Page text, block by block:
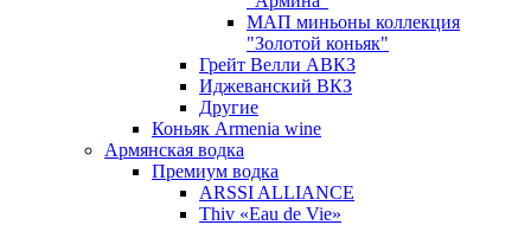
МАП миньоны коллекция
"Золотой коньяк"
Грейт Велли АВКЗ
Иджеванский ВКЗ
Другие
Коньяк Armenia wine
Армянская водка
Премиум водка
ARSSI ALLIANCE
Thiv «Eau de Vie»